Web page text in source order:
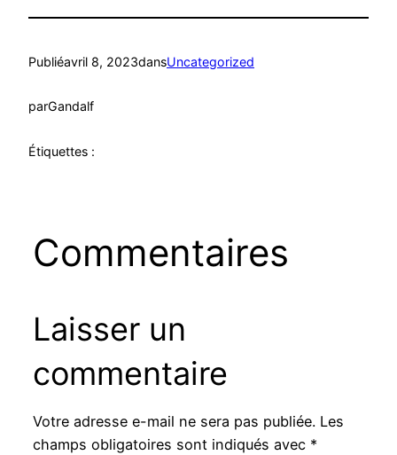
Publiéavril 8, 2023dansUncategorized
parGandalf
Étiquettes :
Commentaires
Laisser un
commentaire
Votre adresse e-mail ne sera pas publiée. Les
champs obligatoires sont indiqués avec *